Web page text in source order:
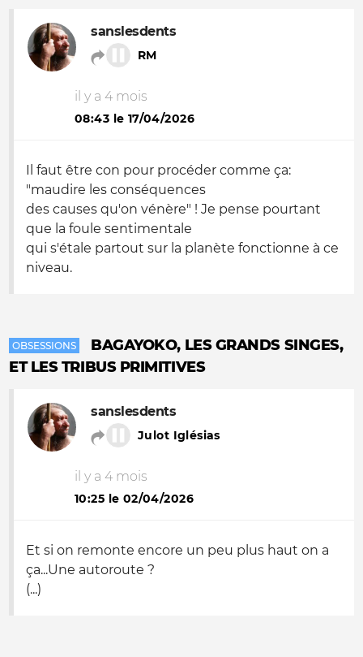
sanslesdents
RM
il y a 4 mois
08:43 le 17/04/2026
Il faut être con pour procéder comme ça:
"maudire les conséquences
des causes qu'on vénère" ! Je pense pourtant
que la foule sentimentale
qui s'étale partout sur la planète fonctionne à ce
niveau.
OBSESSIONS
BAGAYOKO, LES GRANDS SINGES,
ET LES TRIBUS PRIMITIVES
sanslesdents
Julot Iglésias
il y a 4 mois
10:25 le 02/04/2026
Et si on remonte encore un peu plus haut on a
ça...Une autoroute ?
(...)